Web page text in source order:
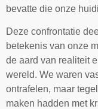
bevatte die onze
Deze confrontatie
betekenis van onze
de aard van realiteit
wereld. We waren
ontrafelen, maar
maken hadden met